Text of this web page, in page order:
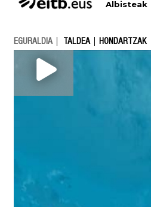
Albisteak
EGURALDIA TALDEA HONDARTZAK